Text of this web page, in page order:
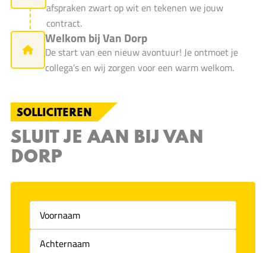
afspraken zwart op wit en tekenen we jouw
contract.
Welkom bij Van Dorp
De start van een nieuw avontuur! Je ontmoet je
collega’s en wij zorgen voor een warm welkom.
SOLLICITEREN
SLUIT JE AAN BIJ VAN
DORP
Voornaam
(Vereist)